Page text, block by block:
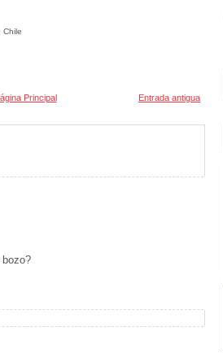
Chile
Entrada antigua
Principal